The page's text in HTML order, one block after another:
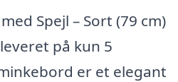
Spejl – Sort (79 cm)
på kun 5
er et elegant